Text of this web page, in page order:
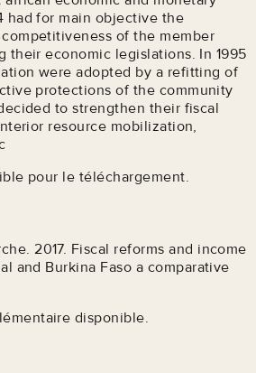
had for main objective the
of the member
their economic legislations. In 1995
were adopted by a refitting of
protections of the community
to strengthen their fiscal
resource mobilization,
pour le téléchargement.
2017. Fiscal reforms and income
and Burkina Faso a comparative
disponible.